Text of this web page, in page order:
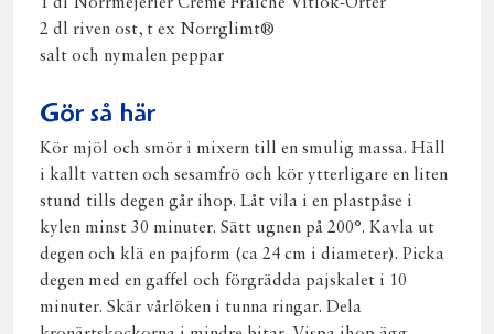
2 dl riven ost, t ex Norrglimt®
salt och nymalen peppar
Gör så här
Kör mjöl och smör i mixern till en smulig massa. Häll
i kallt vatten och sesamfrö och kör ytterligare en liten
stund tills degen går ihop. Låt vila i en plastpåse i
kylen minst 30 minuter. Sätt ugnen på 200°. Kavla ut
degen och klä en pajform (ca 24 cm i diameter). Picka
degen med en gaffel och förgrädda pajskalet i 10
minuter. Skär vårlöken i tunna ringar. Dela